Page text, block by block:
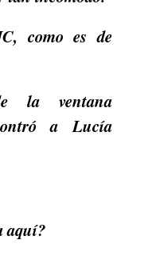
como es de
la ventana
a Lucía
aquí?